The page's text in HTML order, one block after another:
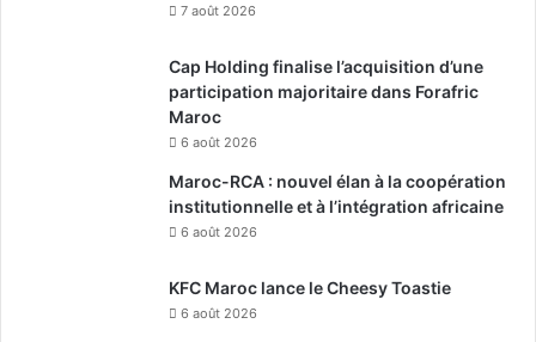
7 août 2026
Cap Holding finalise l’acquisition d’une
participation majoritaire dans Forafric
Maroc
6 août 2026
Maroc-RCA : nouvel élan à la coopération
institutionnelle et à l’intégration africaine
6 août 2026
KFC Maroc lance le Cheesy Toastie
6 août 2026